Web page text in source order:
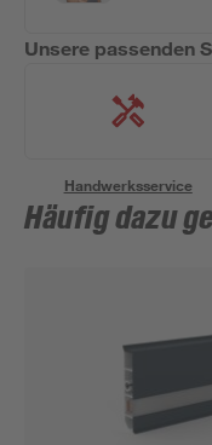
Unsere passenden
Handwerksservice
Häufig dazu